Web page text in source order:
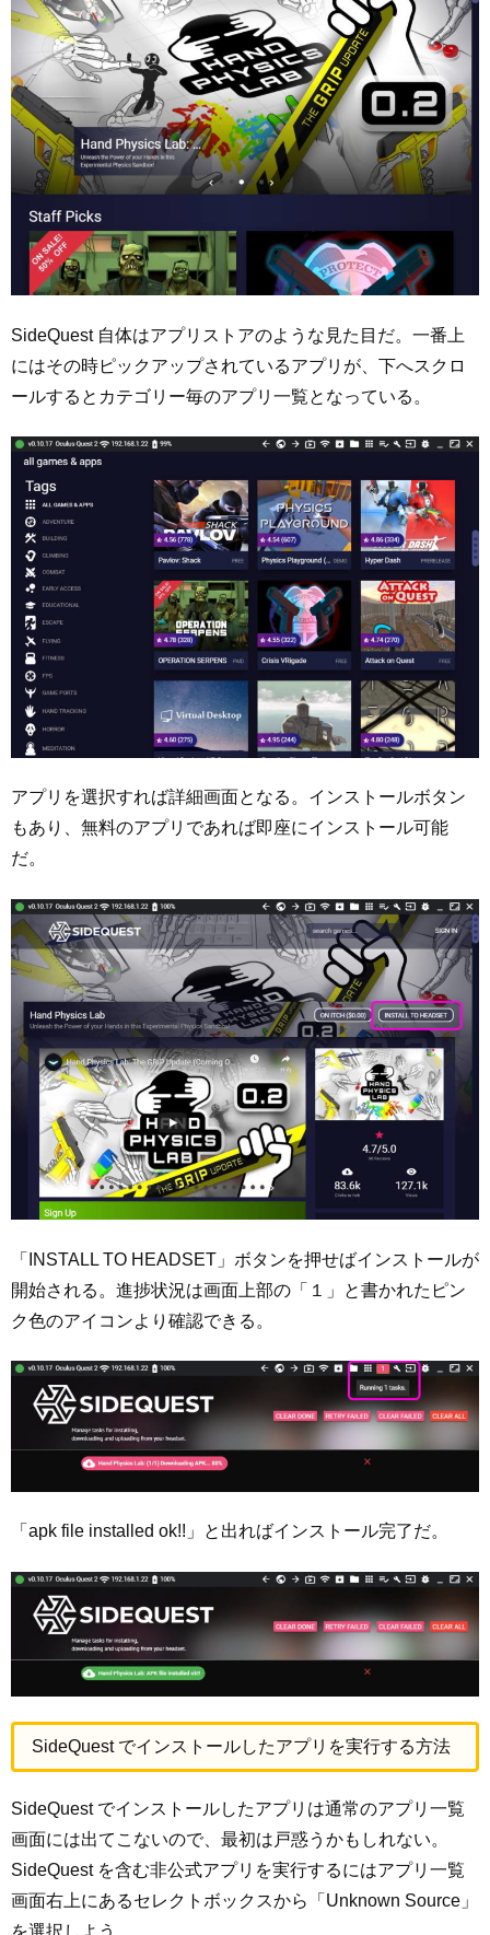
SideQuest 自体はアプリストアのような見た目だ。一番上
にはその時ピックアップされているアプリが、下へスクロ
ールするとカテゴリー毎のアプリ一覧となっている。
アプリを選択すれば詳細画面となる。インストールボタン
もあり、無料のアプリであれば即座にインストール可能
だ。
「INSTALL TO HEADSET」ボタンを押せばインストールが
開始される。進捗状況は画面上部の「１」と書かれたピン
ク色のアイコンより確認できる。
「apk file installed ok!!」と出ればインストール完了だ。
SideQuest でインストールしたアプリを実行する方法
SideQuest でインストールしたアプリは通常のアプリ一覧
画面には出てこないので、最初は戸惑うかもしれない。
SideQuest を含む非公式アプリを実行するにはアプリ一覧
画面右上にあるセレクトボックスから「Unknown Source」
を選択しよう。